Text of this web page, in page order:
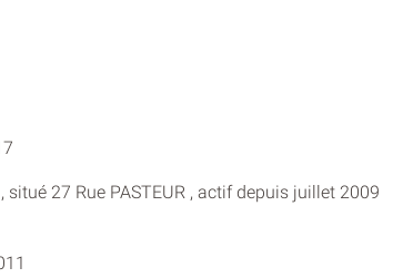
situé 27 Rue PASTEUR , actif depuis juillet 2009